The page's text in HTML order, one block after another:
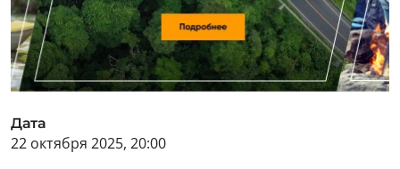
Дата
22 октября 2025, 20:00